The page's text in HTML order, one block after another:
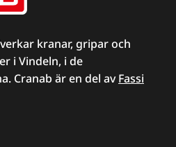
kranar, gripar och
i Vindeln, i de
Cranab är en del avFassi